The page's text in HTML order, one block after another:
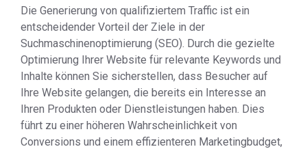
Die Generierung von qualifiziertem Traffic ist ein
entscheidender Vorteil der Ziele in der
Suchmaschinenoptimierung (SEO). Durch die gezielte
Optimierung Ihrer Website für relevante Keywords und
Inhalte können Sie sicherstellen, dass Besucher auf
Ihre Website gelangen, die bereits ein Interesse an
Ihren Produkten oder Dienstleistungen haben. Dies
führt zu einer höheren Wahrscheinlichkeit von
Conversions und einem effizienteren Marketingbudget,